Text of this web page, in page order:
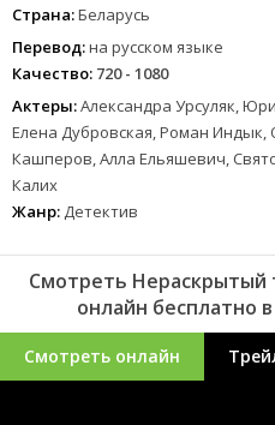
Страна:Беларусь
Перевод:на русском языке
Качество: 720 - 1080
Актеры:Александра Урсуляк,
Елена Дубровская, Роман Индык,
Кашперов, Алла Ельяшевич,
Калих
Жанр: Детектив
Смотреть Нераскрытый
онлайн бесплатно
Смотреть онлайн